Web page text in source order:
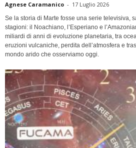
Agnese Caramanico - 17 Luglio 2026
Se la storia di Marte fosse una serie televisiva,
stagioni: il Noachiano, l’Esperiano e
miliardi di anni di evoluzione planetaria, tra
eruzioni vulcaniche, perdita dell’atmosfera e
mondo arido che osserviamo oggi.